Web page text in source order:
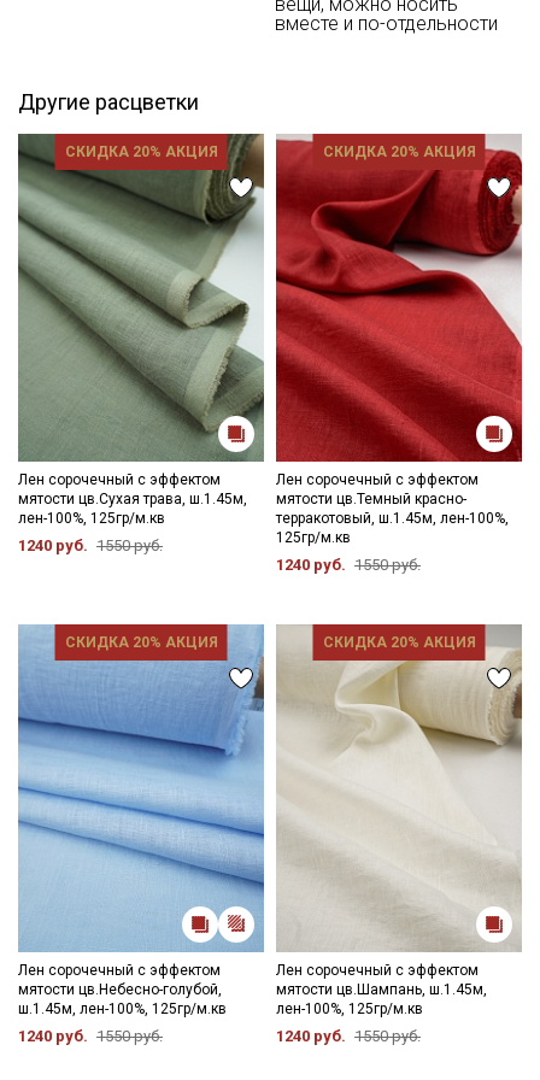
зависимости от партии тон ткани может отличаться.
вместе и по-отдельности
Другие расцветки
СКИДКА 20% АКЦИЯ
Лен сорочечный с эффектом
мятости цв.Сухая трава, ш.1.45м,
лен-100%, 125гр/м.кв
1240 руб. 1550 руб.
СКИДКА 20% АКЦИЯ
Лен сорочечный с эффектом
мятости цв.Темный красно-
терракотовый, ш.1.45м, лен-100%,
125гр/м.кв
1240 руб. 1550 руб.
СКИДКА 20% АКЦИЯ
Лен сорочечный с эффектом
мятости цв.Небесно-голубой,
ш.1.45м, лен-100%, 125гр/м.кв
1240 руб. 1550 руб.
СКИДКА 20% АКЦИЯ
Лен сорочечный с эффектом
мятости цв.Шампань, ш.1.45м,
лен-100%, 125гр/м.кв
1240 руб. 1550 руб.